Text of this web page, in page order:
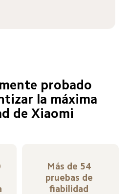
probado
la máxima
de Xiaomi
Más de 54
pruebas de
fiabilidad